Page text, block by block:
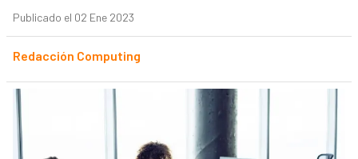
Publicado el 02 Ene 2023
Redacción Computing